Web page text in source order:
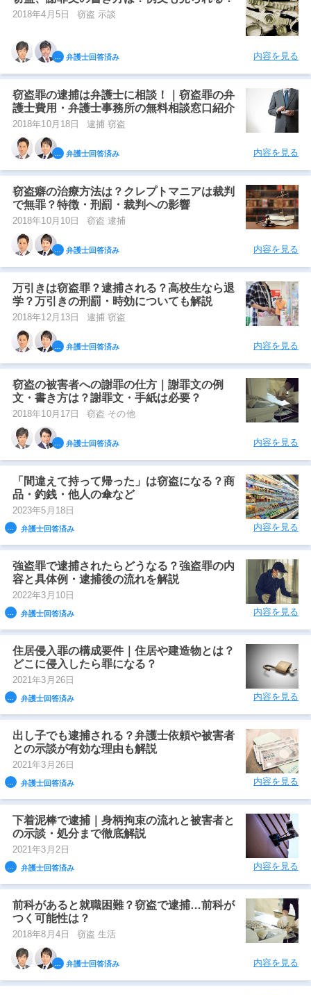
2018年4月5日 窃盗 示談
弁護士回答済み 内容を見る
窃盗罪の逮捕は弁護士に相談！｜窃盗罪の弁
護士費用・弁護士事務所の無料相談窓口紹介
2018年10月18日 逮捕 窃盗
弁護士回答済み 内容を見る
窃盗癖の治療方法は？クレプトマニアは裁判
で無罪？特徴・刑罰・裁判への影響
2018年10月10日 窃盗 逮捕
弁護士回答済み 内容を見る
万引きは窃盗罪？逮捕される？高校生なら退
学？万引きの刑罰・時効についても解説
2018年12月13日 逮捕 窃盗
弁護士回答済み 内容を見る
窃盗の被害者への謝罪の仕方｜謝罪文の例
文・書き方は？謝罪文・手紙は必要？
2018年10月17日 窃盗 その他
弁護士回答済み 内容を見る
「間違えて持って帰った」は窃盗になる？商
品・釣銭・他人の傘など
2023年5月18日
弁護士回答済み 内容を見る
強盗罪で逮捕されたらどうなる？強盗罪の内
容と具体例・逮捕後の流れを解説
2022年3月10日
弁護士回答済み 内容を見る
住居侵入罪の構成要件｜住居や建造物とは？
どこに侵入したら罪になる？
2021年3月26日
弁護士回答済み 内容を見る
出し子でも逮捕される？弁護士依頼や被害者
との示談が有効な理由も解説
2021年3月26日
弁護士回答済み 内容を見る
下着泥棒で逮捕｜身柄拘束の流れと被害者と
の示談・処分まで徹底解説
2021年3月2日
弁護士回答済み 内容を見る
前科があると就職困難？窃盗で逮捕…前科が
つく可能性は？
2018年8月4日 窃盗 生活
弁護士回答済み 内容を見る